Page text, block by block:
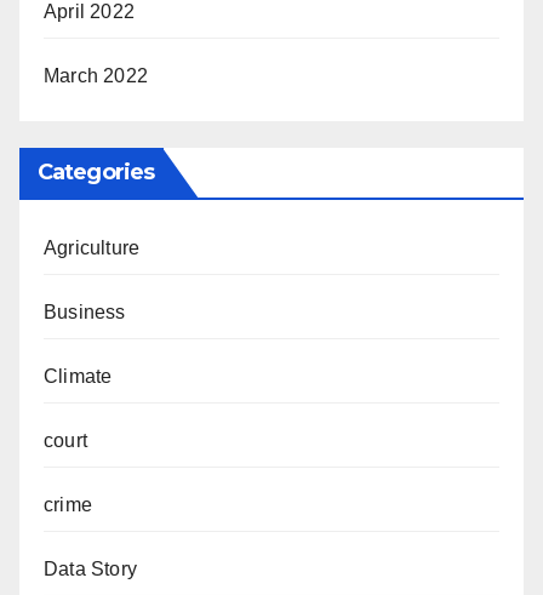
April 2022
March 2022
Categories
Agriculture
Business
Climate
court
crime
Data Story